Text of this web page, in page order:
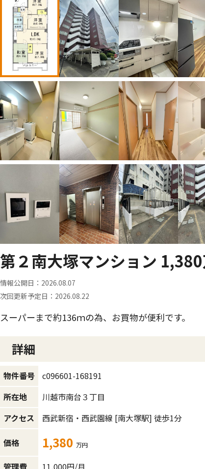
第２南大塚マンション
情報公開日： 2026.08.07
次回更新予定日： 2026.08.22
スーパーまで約136ｍの為、お買物が便利です。
詳細
物件番号
c096601-168191
所在地
川越市南台３丁目
アクセス
西武新宿・西武園線 [南大塚駅] 徒歩1分
価格 1,380 万円
11,000円/月